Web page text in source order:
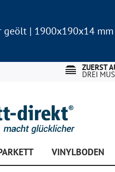
geölt | 1900x190x14 mm
ZUERST
DREI
VINYLBODEN